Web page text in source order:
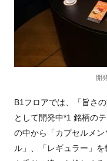
開
B1フロアでは、「旨さ
として開発中*1 銘柄の
の中から「カプセルメ
ル」、「レギュラー」